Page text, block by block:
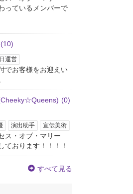
っているメンバーで
(10)
運営
でお客様をお迎えい
(0)
演出助手 宣伝美術
ス・オブ・マリー
ております！！！！
すべて見る